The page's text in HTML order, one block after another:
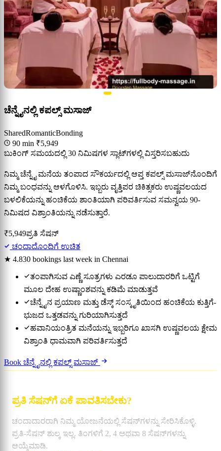
ಚೆನ್ನೈನಲ್ಲಿ ಕಪಲ್ಸ್ ಮಸಾಜ್
SharedRomanticBonding
90 min ₹5,949
ಬುಕಿಂಗ್ ಸಮಯದಲ್ಲಿ 30 ನಿಮಿಷಗಳ ಸ್ಲಾಟ್‌ಗಳಲ್ಲಿ ವಿಸ್ತರಿಸಬಹುದು
ನಿಮ್ಮ ಚೆನ್ನೈ ಮನೆಯ ತಂಪಾದ ಸೌಕರ್ಯದಲ್ಲಿ ಆಪ್ತ ಕಪಲ್ಸ್ ಮಸಾಜ್‌ನೊಂದಿಗೆ
ನಿಮ್ಮ ಬಂಧವನ್ನು ಆಳಗೊಳಿಸಿ. ಇಬ್ಬರು ವೃತ್ತಿಪರ ಚಿಕಿತ್ಸಕರು ಉಷ್ಣವಲಯದ
ಬಳಲಿಕೆಯನ್ನು ಹಂಚಿಕೆಯ ಶಾಂತಿಯಾಗಿ ಪರಿವರ್ತಿಸುವ ಸಮನ್ವಯ 90-
ನಿಮಿಷದ ವಿಶ್ರಾಂತಿಯನ್ನು ನಡೆಸುತ್ತಾರೆ.
₹5,949ಪ್ರತಿ ಸೆಷನ್
ಚಂದಾದೊಂದಿಗೆ ಉಚಿತ
★ 4.830 bookings last week in Chennai
ತಂಪಾಗಿಸುವ ಎಣ್ಣೆ ಸೂತ್ರಗಳು ಎರಡೂ ಪಾಲುದಾರರಿಗೆ ಒಟ್ಟಿಗೆ
ಮೂಲ ದೇಹ ಉಷ್ಣಾಂಶವನ್ನು ಕಡಿಮೆ ಮಾಡುತ್ತವೆ
ಚೆನ್ನೈನ ಪ್ರಯಾಣ ಮತ್ತು ಡೆಸ್ಕ್ ಸಂಸ್ಕೃತಿಯಿಂದ ಹಂಚಿಕೆಯ ಕುತ್ತಿಗೆ-
ಭುಜದ ಒತ್ತಡವನ್ನು ಗುರಿಯಾಗಿಸುತ್ತದೆ
ಹವಾನಿಯಂತ್ರಿತ ಮನೆಯನ್ನು ಇಬ್ಬರಿಗೂ ಖಾಸಗಿ ಉಷ್ಣವಲಯ ಕ್ಷೇಮ
ವಿಶ್ರಾಂತಿ ಧಾಮವಾಗಿ ಪರಿವರ್ತಿಸುತ್ತದೆ
Book ಚೆನ್ನೈನಲ್ಲಿ ಕಪಲ್ಸ್ ಮಸಾಜ್
ಪ್ರತಿ ಸೆಷನ್‌ಗೆ ಏಕೆ ಪಾವತಿಸಬೇಕು?
ಚಂದಾದಾರರಾಗಿ ನಿಮ್ಮ ಯೋಜನೆಯಲ್ಲಿ ಸೆಷನ್‌ಗಳನ್ನು ಸೇರಿಸಿಕೊಳ್ಳಿ.
ಪ್ರತಿ-ಸೆಷನ್ ಶುಲ್ಕ ಇಲ್ಲ. ತಿಂಗಳಿಗೆ 2, 4 ಅಥವಾ 8 ಸೆಷನ್‌ಗಳನ್ನು
ಆಯ್ಕೆಮಾಡಿ.